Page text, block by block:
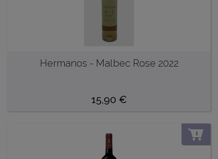
Hermanos - Malbec Rose 2022
15,90 €